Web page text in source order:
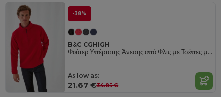
-38%
B&C CGHIGH
Φούτερ Υπέρτατης Άνεσης από Φλις με Τσέπες με Φερμουάρ
As low as:
21.67 €34.85 €